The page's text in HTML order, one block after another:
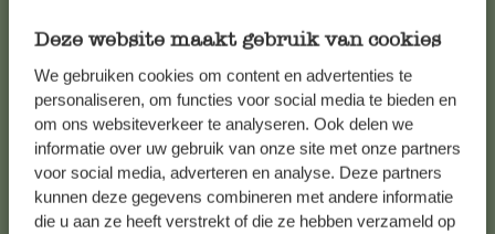
Deze website maakt gebruik van cookies
We gebruiken cookies om content en advertenties te
personaliseren, om functies voor social media te bieden en
om ons websiteverkeer te analyseren. Ook delen we
informatie over uw gebruik van onze site met onze partners
voor social media, adverteren en analyse. Deze partners
kunnen deze gegevens combineren met andere informatie
die u aan ze heeft verstrekt of die ze hebben verzameld op
Kundenservice/Hilfe
Falls Sie Fragen haben oder Tipps und Hilfe brauchen, wenden
Sie sich bitte an unseren Kundenservice. Oder lesen Sie hier
die Antworten aufhäufig gestellte Fragen.